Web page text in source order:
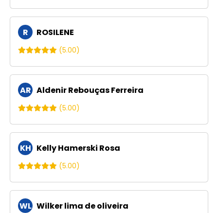
R ROSILENE
(5.00)
AR Aldenir Rebouças Ferreira
(5.00)
KH Kelly Hamerski Rosa
(5.00)
WL Wilker lima de oliveira